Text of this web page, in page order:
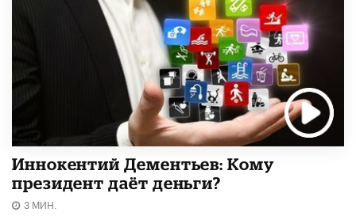
Иннокентий Дементьев: Кому
президент даёт деньги?
3 МИН.